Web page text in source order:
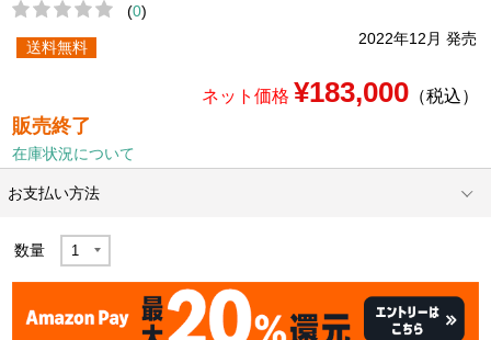
(0)
2022年12月 発売
送料無料
ネット価格 ¥183,000（税込）
販売終了
在庫状況について
お支払い方法
数量